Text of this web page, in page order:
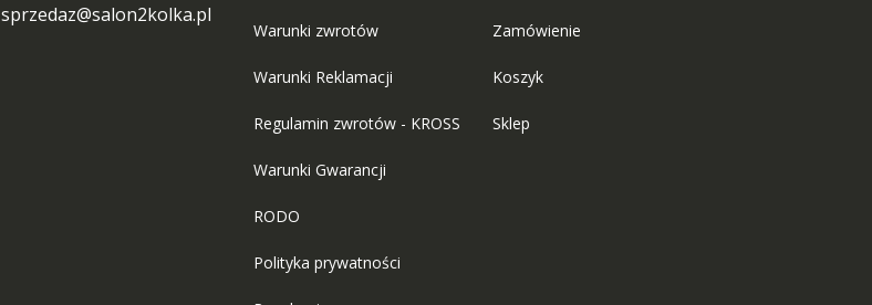
sprzedaz@salon2kolka.pl
Warunki zwrotów
Warunki Reklamacji
Regulamin zwrotów - KROSS
Warunki Gwarancji
RODO
Polityka prywatności
Zamówienie
Koszyk
Sklep